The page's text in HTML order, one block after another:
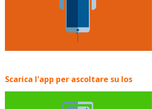
Scarica l'app per ascoltare su Ios